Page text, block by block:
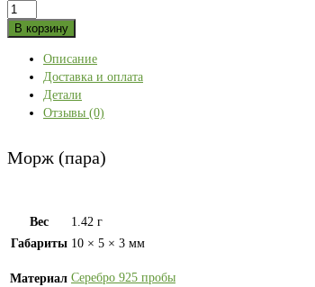
Количество
товара
(пара)
В корзину
Описание
Доставка и оплата
Детали
Отзывы (0)
Морж (пара)
Вес
1.42 г
Габариты 10 × 5 × 3 мм
Материал Серебро 925 пробы